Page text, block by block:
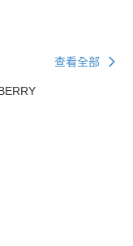
查看全部